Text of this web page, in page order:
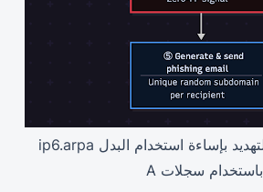
كيف يقوم ممثلو التهديد بإساءة استخدام البدل ip6.arpa
باستخدام سجلات A